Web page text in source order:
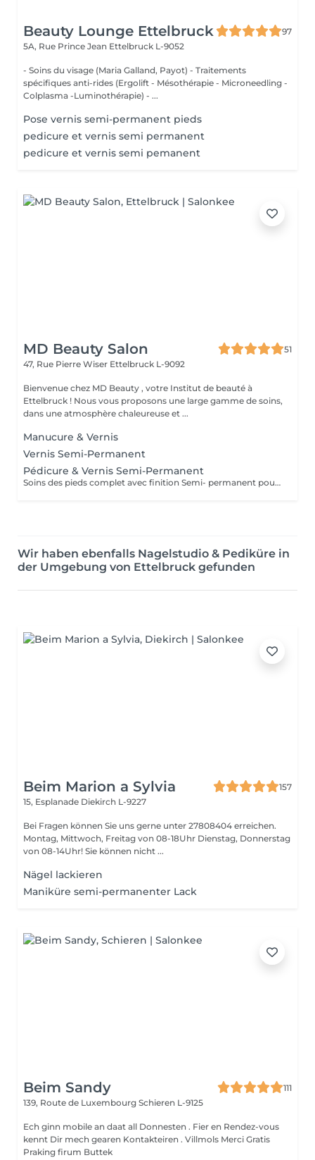
Beauty Lounge Ettelbruck
97
5A, Rue Prince Jean Ettelbruck L-9052
- Soins du visage (Maria Galland, Payot) - Traitements
spécifiques anti-rides (Ergolift - Mésothérapie - Microneedling -
Colplasma -Luminothérapie) - ...
Pose vernis semi-permanent pieds
pedicure et vernis semi permanent
pedicure et vernis semi pemanent
MD Beauty Salon
51
47, Rue Pierre Wiser Ettelbruck L-9092
Bienvenue chez MD Beauty , votre Institut de beauté à
Ettelbruck ! Nous vous proposons une large gamme de soins,
dans une atmosphère chaleureuse et ...
Manucure & Vernis
Vernis Semi-Permanent
Pédicure & Vernis Semi-Permanent
Soins des pieds complet avec finition Semi- permanent pour une tenue parfaite pendant plusieurs semaines .
Wir haben ebenfalls Nagelstudio & Pediküre in
der Umgebung von Ettelbruck gefunden
Beim Marion a Sylvia
157
15, Esplanade Diekirch L-9227
Bei Fragen können Sie uns gerne unter 27808404 erreichen.
Montag, Mittwoch, Freitag von 08-18Uhr Dienstag, Donnerstag
von 08-14Uhr! Sie können nicht ...
Nägel lackieren
Maniküre semi-permanenter Lack
Beim Sandy
111
139, Route de Luxembourg Schieren L-9125
Ech ginn mobile an daat all Donnesten . Fier en Rendez-vous
kennt Dir mech gearen Kontakteiren . Villmols Merci Gratis
Praking firum Buttek